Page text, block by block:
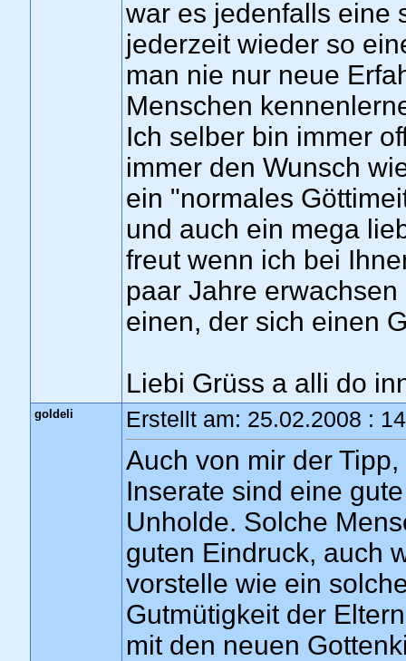
war es jedenfalls eine
jederzeit wieder so
man nie nur neue
Menschen
Ich selber bin immer
immer den Wunsch
ein "normales
und auch ein mega
freut wenn ich bei
paar Jahre
einen, der sich einen
Liebi Grüss a alli do
goldeli Erstellt am: 25.02.2008 :
Auch von mir der
Inserate sind eine
Unholde. Solche
guten Eindruck, auch
vorstelle wie ein
Gutmütigkeit der
mit den neuen